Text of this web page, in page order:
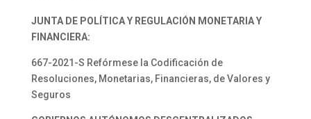
JUNTA DE POLÍTICA Y REGULACIÓN MONETARIA Y
FINANCIERA:
667-2021-S Refórmese la Codificación de
Resoluciones, Monetarias, Financieras, de Valores y
Seguros